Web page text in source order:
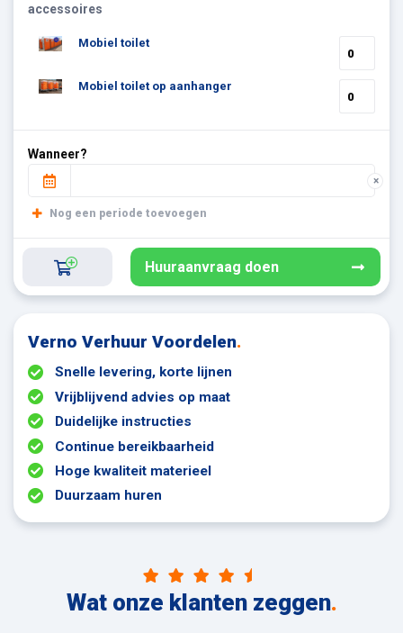
accessoires
Mobiel toilet
Mobiel toilet op aanhanger
Wanneer?
×
Nog een periode toevoegen
Huuraanvraag doen
Verno Verhuur Voordelen.
Snelle levering, korte lijnen
Vrijblijvend advies op maat
Duidelijke instructies
Continue bereikbaarheid
Hoge kwaliteit materieel
Duurzaam huren
Wat onze klanten zeggen.